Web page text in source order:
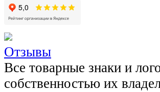
Отзывы
Все товарные знаки и
собственностью их